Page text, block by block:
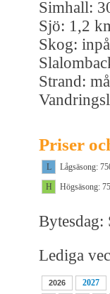
Simhall:
Sjö: 1,2
Skog:
Strand:
Priser
L
Lågsäsong:
H
Högsäsong:
Bytesdag:
Lediga
2026
2027